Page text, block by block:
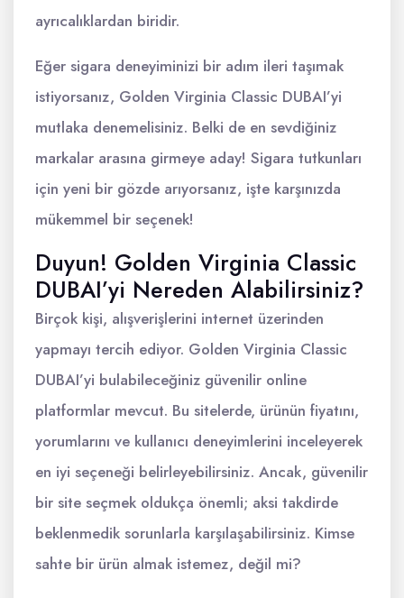
ayrıcalıklardan biridir.
Eğer sigara deneyiminizi bir adım ileri taşımak
istiyorsanız, Golden Virginia Classic DUBAI’yi
mutlaka denemelisiniz. Belki de en sevdiğiniz
markalar arasına girmeye aday! Sigara tutkunları
için yeni bir gözde arıyorsanız, işte karşınızda
mükemmel bir seçenek!
Duyun! Golden Virginia Classic
DUBAI’yi Nereden Alabilirsiniz?
Birçok kişi, alışverişlerini internet üzerinden
yapmayı tercih ediyor. Golden Virginia Classic
DUBAI’yi bulabileceğiniz güvenilir online
platformlar mevcut. Bu sitelerde, ürünün fiyatını,
yorumlarını ve kullanıcı deneyimlerini inceleyerek
en iyi seçeneği belirleyebilirsiniz. Ancak, güvenilir
bir site seçmek oldukça önemli; aksi takdirde
beklenmedik sorunlarla karşılaşabilirsiniz. Kimse
sahte bir ürün almak istemez, değil mi?